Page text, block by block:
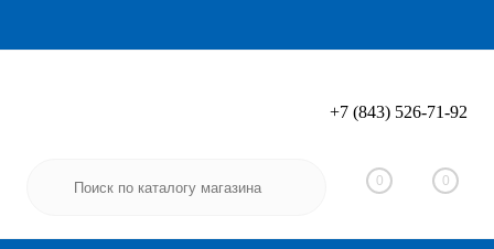
Вход Регистрация
+7 (843) 526-71-92
0 0